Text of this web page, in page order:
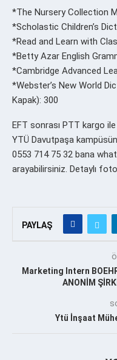
*The Nursery Collection
*Scholastic Children’s
*Read and Learn with
*Betty Azar English
*Cambridge Advanced
*Webster’s New World
Kapak): 300
EFT sonrası PTT kargo
YTÜ Davutpaşa
0553 714 75 32 bana
arayabilirsiniz. Detaylı
PAYLAŞ
Marketing Intern
ANONİM
Ytü İnşaat